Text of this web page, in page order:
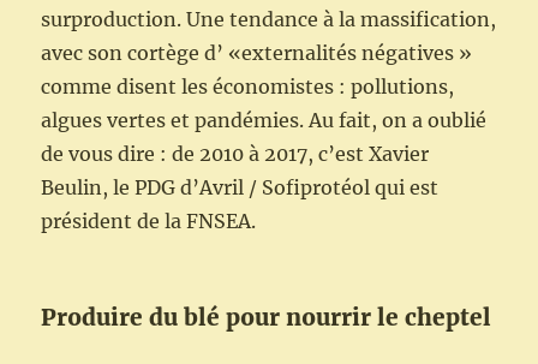
surproduction. Une tendance à la massification,
avec son cortège d’ «externalités négatives »
comme disent les économistes : pollutions,
algues vertes et pandémies. Au fait, on a oublié
de vous dire : de 2010 à 2017, c’est Xavier
Beulin, le PDG d’Avril / Sofiprotéol qui est
président de la FNSEA.
Produire du blé pour nourrir le cheptel